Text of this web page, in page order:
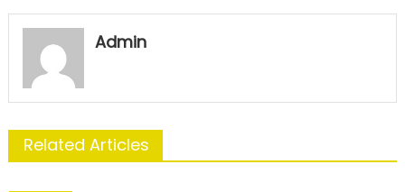
Admin
Related Articles